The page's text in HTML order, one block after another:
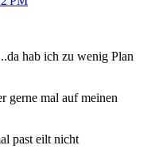
hab ich zu wenig Plan
gerne mal auf meinen
past eilt nicht